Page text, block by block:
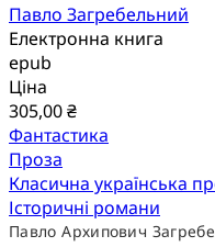
Павло Загребельний
Електронна книга
epub
Ціна
305,00 ₴
Фантастика
Проза
Класична українська
Історичні романи
Павло Архипович